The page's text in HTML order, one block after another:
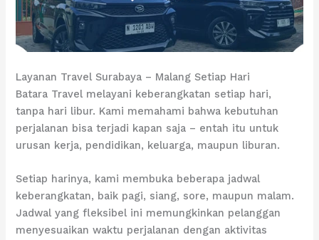
Layanan Travel Surabaya – Malang Setiap Hari
Batara Travel melayani keberangkatan setiap hari,
tanpa hari libur. Kami memahami bahwa kebutuhan
perjalanan bisa terjadi kapan saja – entah itu untuk
urusan kerja, pendidikan, keluarga, maupun liburan.
Setiap harinya, kami membuka beberapa jadwal
keberangkatan, baik pagi, siang, sore, maupun malam.
Jadwal yang fleksibel ini memungkinkan pelanggan
menyesuaikan waktu perjalanan dengan aktivitas